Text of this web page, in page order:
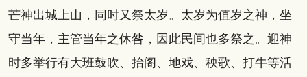
芒神出城上山，同时又祭太岁。太岁为值岁之神，坐
守当年，主管当年之休咎，因此民间也多祭之。迎神
时多举行有大班鼓吹、抬阁、地戏、秧歌、打牛等活